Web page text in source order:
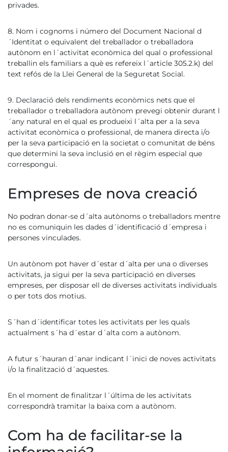
privades.
8. Nom i cognoms i número del Document Nacional d
´Identitat o equivalent del treballador o treballadora
autònom en l´activitat econòmica del qual o professional
treballin els familiars a què es refereix l´article 305.2.k) del
text refós de la Llei General de la Seguretat Social.
9. Declaració dels rendiments econòmics nets que el
treballador o treballadora autònom prevegi obtenir durant l
´any natural en el qual es produeixi l´alta per a la seva
activitat econòmica o professional, de manera directa i/o
per la seva participació en la societat o comunitat de béns
que determini la seva inclusió en el règim especial que
correspongui.
Empreses de nova creació
No podran donar-se d´alta autònoms o treballadors mentre
no es comuniquin les dades d´identificació d´empresa i
persones vinculades.
Un autònom pot haver d´estar d´alta per una o diverses
activitats, ja sigui per la seva participació en diverses
empreses, per disposar ell de diverses activitats individuals
o per tots dos motius.
S´han d´identificar totes les activitats per les quals
actualment s´ha d´estar d´alta com a autònom.
A futur s´hauran d´anar indicant l´inici de noves activitats
i/o la finalització d´aquestes.
En el moment de finalitzar l´última de les activitats
correspondrà tramitar la baixa com a autònom.
Com ha de facilitar-se la